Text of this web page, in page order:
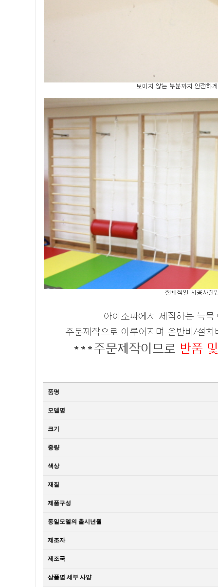
품명
모델명
크기
중량
색상
재질
제품구성
동일모델의 출시년월
제조자
제조국
상품별 세부 사양